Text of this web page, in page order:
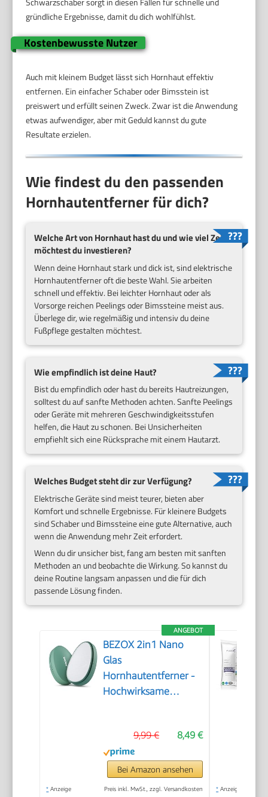
gründliche Ergebnisse, damit du dich wohlfühlst.
Kostenbewusste Nutzer
Auch mit kleinem Budget lässt sich Hornhaut effektiv
entfernen. Ein einfacher Schaber oder Bimsstein ist
preiswert und erfüllt seinen Zweck. Zwar ist die Anwendung
etwas aufwendiger, aber mit Geduld kannst du gute
Resultate erzielen.
Wie findest du den passenden
Hornhautentferner für dich?
Welche Art von Hornhaut hast du und wie viel Zeit
möchtest du investieren?
Wenn deine Hornhaut stark und dick ist, sind elektrische
Hornhautentferner oft die beste Wahl. Sie arbeiten
schnell und effektiv. Bei leichter Hornhaut oder als
Vorsorge reichen Peelings oder Bimssteine meist aus.
Überlege dir, wie regelmäßig und intensiv du deine
Fußpflege gestalten möchtest.
Wie empfindlich ist deine Haut?
Bist du empfindlich oder hast du bereits Hautreizungen,
solltest du auf sanfte Methoden achten. Sanfte Peelings
oder Geräte mit mehreren Geschwindigkeitsstufen
helfen, die Haut zu schonen. Bei Unsicherheiten
empfiehlt sich eine Rücksprache mit einem Hautarzt.
Welches Budget steht dir zur Verfügung?
Elektrische Geräte sind meist teurer, bieten aber
Komfort und schnelle Ergebnisse. Für kleinere Budgets
sind Schaber und Bimssteine eine gute Alternative, auch
wenn die Anwendung mehr Zeit erfordert.
Wenn du dir unsicher bist, fang am besten mit sanften
Methoden an und beobachte die Wirkung. So kannst du
deine Routine langsam anpassen und die für dich
passende Lösung finden.
ANGEBOT
BEZOX 2in1 Nano
Glas
Hornhautentferner -
Hochwirksame
Professionelle
Fußpflege sicher &
schnell Zur
Hornhautentfernung
8,49 €
9,99 €
Bei Amazon ansehen
* Anzeige Preis inkl. MwSt., zzgl. Versandkosten * Anzeige